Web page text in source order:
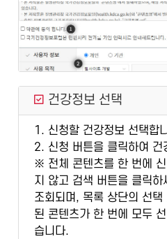
건강정보 선택
1. 신청할 건강정보 선택합
2. 신청 버튼을 클릭하여 건
※ 전체 콘텐츠를 한 번에
지 않고 검색 버튼을 클릭하
조회되며, 목록 상단의 선택
된 콘텐츠가 한 번에 모두
습니다.